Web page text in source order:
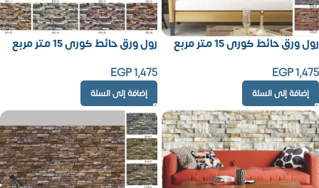
رول ورق حائط كورى 15 متر مربع
EGP1,475
إضافة إلى السلة
رول ورق حائط كورى 15 متر مربع
EGP1,475
إضافة إلى السلة